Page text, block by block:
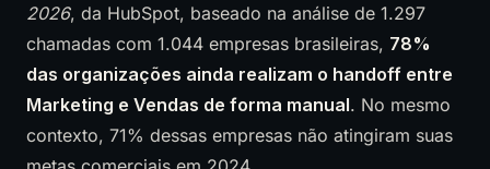
2026, da HubSpot, baseado na análise de 1.297
chamadas com 1.044 empresas brasileiras, 78%
das organizações ainda realizam o handoff entre
Marketing e Vendas de forma manual. No mesmo
contexto, 71% dessas empresas não atingiram suas